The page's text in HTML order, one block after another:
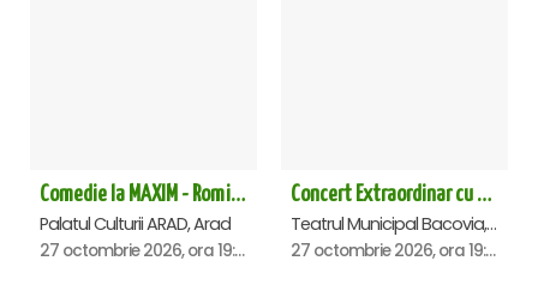
Comedie la MAXIM - Romica Tociu si Cornel Palade - Arad
Palatul Culturii ARAD, Arad
27 octombrie 2026, ora 19:00
Concert Extraordinar cu tenorul Paul Celmare - Bacau
Teatrul Municipal Bacovia, Bacau
27 octombrie 2026, ora 19:00